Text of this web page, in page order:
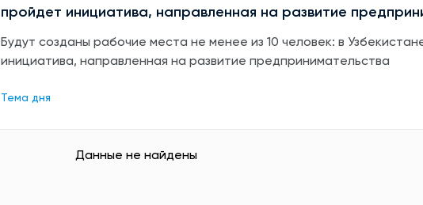
пройдет инициатива, направленная на развитие
Будут созданы рабочие места не менее из 10 человек: в
инициатива, направленная на развитие предпринимательства
Тема дня
Данные не найдены